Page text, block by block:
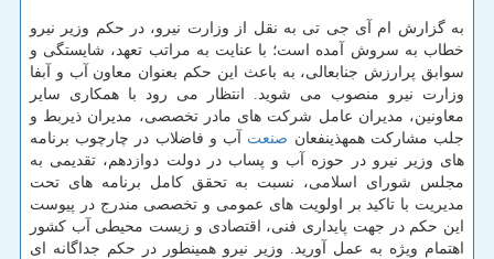
به گزارش ام آی جی تی به نقل از وزارت نیرو، در ­حكم وزیر نیرو
خطاب به سروش آمده است؛ با عنایت به مراتب تعهد، شایستگی و
سوابق پرارزش جنابعالی، به باعث این حكم بعنوان معاون آب و آبفا
وزارت نیرو منصوب می شوید. انتظار می رود با همكاری سایر
معاونین، مدیران عامل شركت های مادر تخصصی، مدیران ذیربط و
جلب مشاركت همه­­ذینفعان صنعت آب و فاضلاب در چارچوب برنامه
های وزیر نیرو در حوزه آب و پساب در دولت دوازدهم، تقدیمی به
مجلس شورای اسلامی، نسبت به تحقق كامل برنامه های تحت
مدیریت با تاكید بر اولویت های عمومی و تخصصی مندرج در پیوست
این حكم در جهت پایداری فنی، اقتصادی و زیست محیطی آب كشور
اهتمام ویژه به عمل آورید. وزیر نیرو همینطور در حكم جداگانه ای